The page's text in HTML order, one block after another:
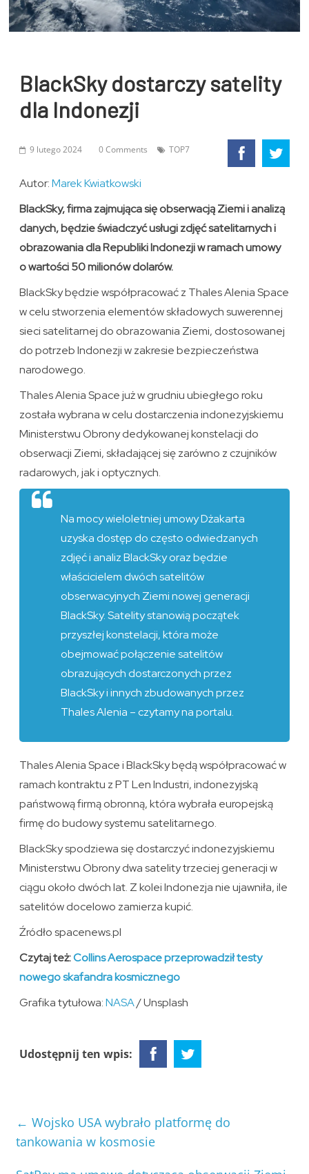
BlackSky dostarczy satelity
dla Indonezji
9 lutego 2024 0 Comments TOP7
Autor:Marek Kwiatkowski
BlackSky, firma zajmująca się obserwacją Ziemi i analizą
danych, będzie świadczyć usługi zdjęć satelitarnych i
obrazowania dla Republiki Indonezji w ramach umowy
o wartości 50 milionów dolarów.
BlackSky będzie współpracować z Thales Alenia Space
w celu stworzenia elementów składowych suwerennej
sieci satelitarnej do obrazowania Ziemi, dostosowanej
do potrzeb Indonezji w zakresie bezpieczeństwa
narodowego.
Thales Alenia Space już w grudniu ubiegłego roku
została wybrana w celu dostarczenia indonezyjskiemu
Ministerstwu Obrony dedykowanej konstelacji do
obserwacji Ziemi, składającej się zarówno z czujników
radarowych, jak i optycznych.
Na mocy wieloletniej umowy Dżakarta
uzyska dostęp do często odwiedzanych
zdjęć i analiz BlackSky oraz będzie
właścicielem dwóch satelitów
obserwacyjnych Ziemi nowej generacji
BlackSky. Satelity stanowią początek
przyszłej konstelacji, która może
obejmować połączenie satelitów
obrazujących dostarczonych przez
BlackSky i innych zbudowanych przez
Thales Alenia – czytamy na portalu.
Thales Alenia Space i BlackSky będą współpracować w
ramach kontraktu z PT Len Industri, indonezyjską
państwową firmą obronną, która wybrała europejską
firmę do budowy systemu satelitarnego.
BlackSky spodziewa się dostarczyć indonezyjskiemu
Ministerstwu Obrony dwa satelity trzeciej generacji w
ciągu około dwóch lat. Z kolei Indonezja nie ujawniła, ile
satelitów docelowo zamierza kupić.
Źródło spacenews.pl
Czytaj też:Collins Aerospace przeprowadził testy
nowego skafandra kosmicznego
Grafika tytułowa:NASA/ Unsplash
Udostępnij ten wpis:
← Wojsko USA wybrało platformę do
tankowania w kosmosie